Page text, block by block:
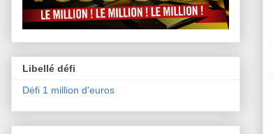
Libellé défi
Défi 1 million d'euros